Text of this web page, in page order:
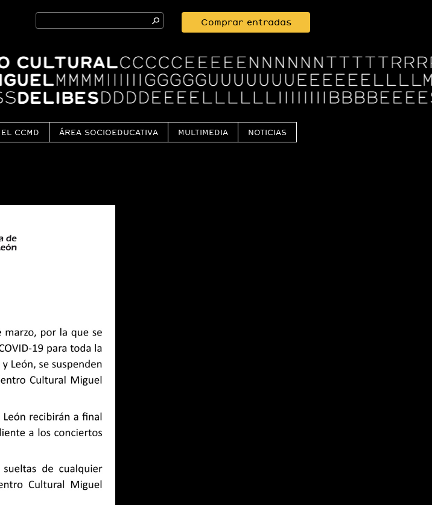
Search
for:
Comprar entradas
EL CCMD ÁREA SOCIOEDUCATIVA MULTIMEDIA NOTICIAS